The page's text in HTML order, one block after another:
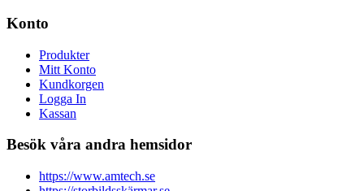
Konto
Produkter
Mitt Konto
Kundkorgen
Logga In
Kassan
Besök våra andra hemsidor
https://www.amtech.se